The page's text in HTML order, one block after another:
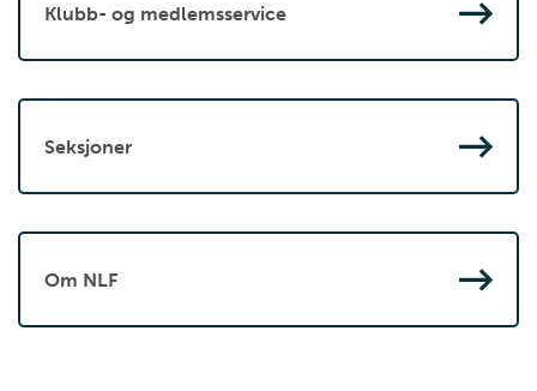
Klubb- og medlemsservice
Seksjoner
Om NLF